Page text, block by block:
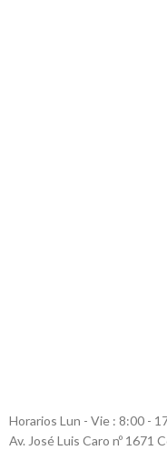
Horarios Lun - Vie : 8:00 -
Av. José Luis Caro nº 1671